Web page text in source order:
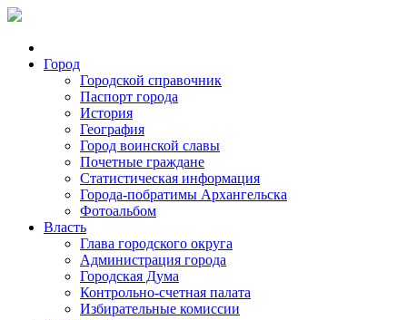
Город
Городской справочник
Паспорт города
История
География
Город воинской славы
Почетные граждане
Статистическая информация
Города-побратимы Архангельска
Фотоальбом
Власть
Глава городского округа
Администрация города
Городская Дума
Контрольно-счетная палата
Избирательные комиссии